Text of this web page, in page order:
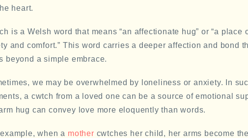
heart.
is a Welsh word that means “an affectionate hug” or “a place
and comfort.” This word carries a deeper affection and bond
beyond a simple embrace.
we may be overwhelmed by loneliness or anxiety. In
a cwtch from a loved one can be a source of emotional
hug can convey love more eloquently than words.
when a mother cwtches her child, her arms become the